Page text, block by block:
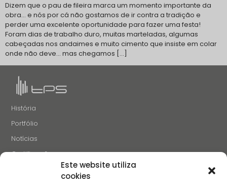
Este website utiliza
cookies
Dizem que o pau de fileira marca um momento importante da
obra… e nós por cá não gostamos de ir contra a tradição e
perder uma excelente oportunidade para fazer uma festa!
Foram dias de trabalho duro, muitas marteladas, algumas
cabeçadas nos andaimes e muito cimento que insiste em colar
onde não deve… mas chegamos […]
História
Portfólio
Notícias
Certificações